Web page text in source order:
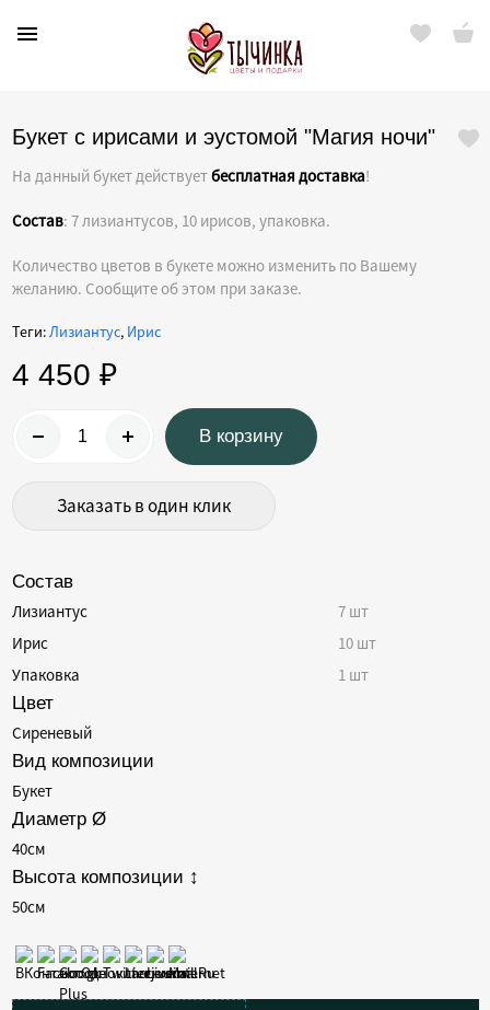
Нижний Новгород
Цветы по видам
Букеты в коробке
Свадебные букеты
Цветы на события
По оттенкам
Розы
Тюльпаны
Гипсофилы
Ромашки
Герберы
Гвоздики
Кустовые розы
Альстромерии
Гортензии
Орхидеи
Пионы
О компании
Оплата и доставка
Уход за цветами
Новости
Контакты
Найти
Букет с ирисами и эустомой "Магия ночи"
На данный букет действуетбесплатная доставка!
Состав: 7 лизиантусов, 10 ирисов, упаковка.
Количество цветов в букете можно изменить по Вашему
желанию. Сообщите об этом при заказе.
Теги:Лизиантус, Ирис
4 450 ₽
В корзину
Заказать в один клик
Состав
Лизиантус
7 шт
Ирис
10 шт
Упаковка
1 шт
Цвет
Сиреневый
Вид композиции
Букет
Диаметр Ø
40см
Высота композиции ↕
50см